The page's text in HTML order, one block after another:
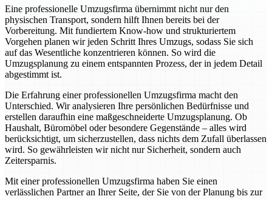
Eine professionelle Umzugsfirma übernimmt nicht nur den
physischen Transport, sondern hilft Ihnen bereits bei der
Vorbereitung. Mit fundiertem Know-how und strukturiertem
Vorgehen planen wir jeden Schritt Ihres Umzugs, sodass Sie sich
auf das Wesentliche konzentrieren können. So wird die
Umzugsplanung zu einem entspannten Prozess, der in jedem Detail
abgestimmt ist.
Die Erfahrung einer professionellen Umzugsfirma macht den
Unterschied. Wir analysieren Ihre persönlichen Bedürfnisse und
erstellen daraufhin eine maßgeschneiderte Umzugsplanung. Ob
Haushalt, Büromöbel oder besondere Gegenstände – alles wird
berücksichtigt, um sicherzustellen, dass nichts dem Zufall überlassen
wird. So gewährleisten wir nicht nur Sicherheit, sondern auch
Zeitersparnis.
Mit einer professionellen Umzugsfirma haben Sie einen
verlässlichen Partner an Ihrer Seite, der Sie von der Planung bis zur